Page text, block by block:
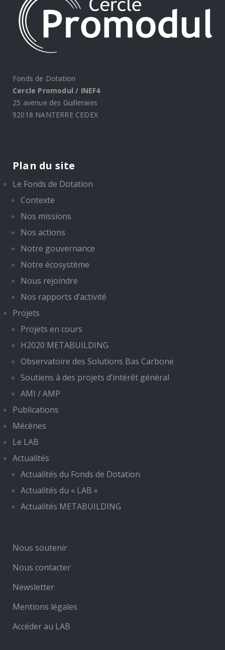
Fonds de Dotation
Cercle Promodul / INEF4
25 avenue des Guilleraies
92018 NANTERRE CEDEX
Plan du site
Le Fonds de Dotation
Contexte
Nos missions
Nos actions
Notre gouvernance
Notre écosystème
Nous rejoindre
Nos rapports d’activité
Projets
Projets en cours
H2020 METABUILDING
Observatoire des Solutions Bas Carbone
Soutiens à des projets d’intérêt général
AMI / AMP
Publications
Mécènes
Le LAB
Actualités
Actualités du Fonds de Dotation
Actualités du « LAB »
Actualités METABUILDING
Nous soutenir
Nous contacter
Newsletter
Mentions légales
Accéder au LAB